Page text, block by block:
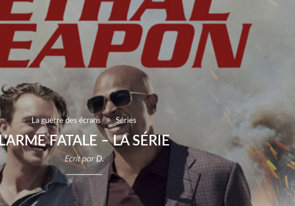
La guerre des écrans Séries
L’ARME FATALE – LA SÉRIE
Ecrit par D.